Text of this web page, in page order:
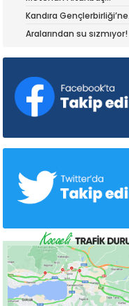
Kocaelispor forması ile
Kandıra Gençlerbirliği’ne
müthiş kanat!
Aralarından su sızmıyor!